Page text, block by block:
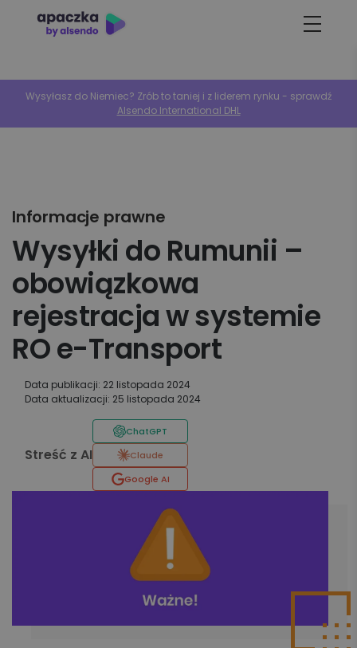
Wysyłasz do Niemiec? Zrób to taniej i z liderem rynku - sprawdź
Alsendo International DHL
Informacje prawne
Wysyłki do Rumunii –
obowiązkowa
rejestracja w systemie
RO e-Transport
Data publikacji: 22 listopada 2024
Data aktualizacji: 25 listopada 2024
Streść z AI
ChatGPT
Claude
Google AI